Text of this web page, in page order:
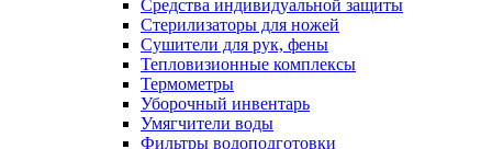
Средства индивидуальной защиты
Стерилизаторы для ножей
Сушители для рук, фены
Тепловизионные комплексы
Термометры
Уборочный инвентарь
Умягчители воды
Фильтры водоподготовки